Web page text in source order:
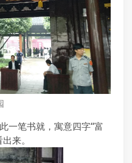
一笔书就，寓意四字“富
来。